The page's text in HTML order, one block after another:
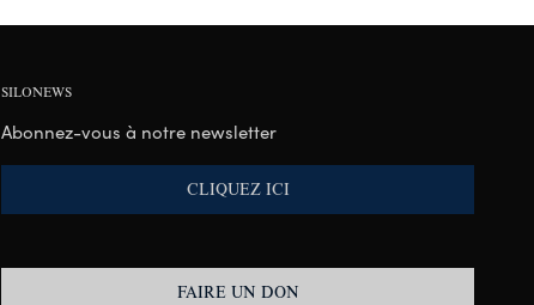
SILONEWS
Abonnez-vous à notre newsletter
CLIQUEZ ICI
FAIRE UN DON